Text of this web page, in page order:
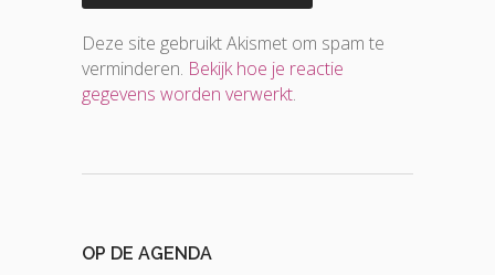
Deze site gebruikt Akismet om spam te
verminderen. Bekijk hoe je reactie
gegevens worden verwerkt.
OP DE AGENDA